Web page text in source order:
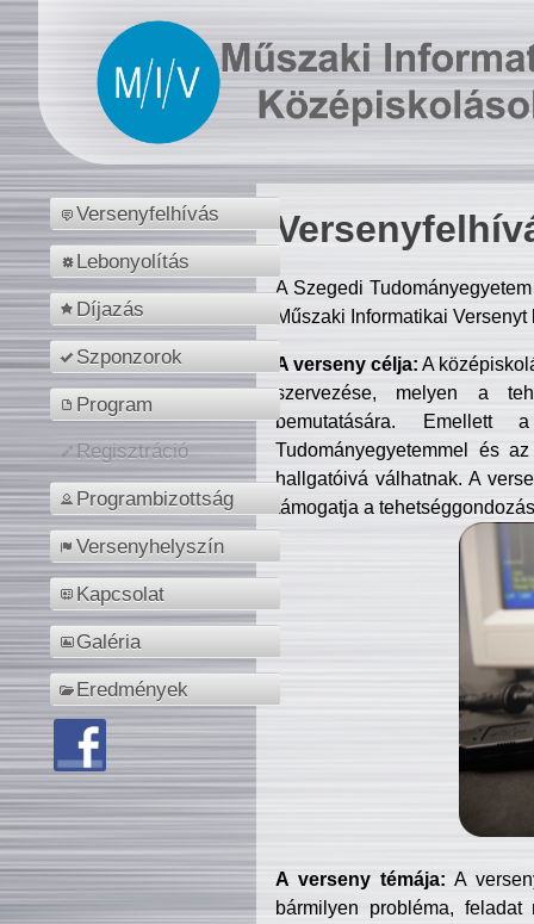
Versenyfelhívás
Lebonyolítás
Díjazás
Szponzorok
Program
Regisztráció
Programbizottság
Versenyhelyszín
Kapcsolat
Galéria
Eredmények
A Szegedi
Műszaki Informatikai
A verseny célja: A
szervezése, melyen a
bemutatására. Emellett
Tudományegyetemmel és
hallgatóivá válhatnak. A
támogatja a
A verseny témája: A
bármilyen probléma, feladat